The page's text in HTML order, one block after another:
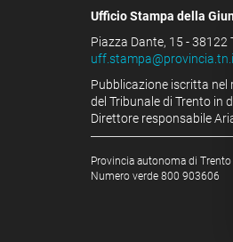
Ufficio Stampa della
Piazza Dante, 15 - 38122
Pubblicazione iscritta
del Tribunale di Trento in
Direttore responsabile
Provincia autonoma di Trento
Numero verde 800 903606